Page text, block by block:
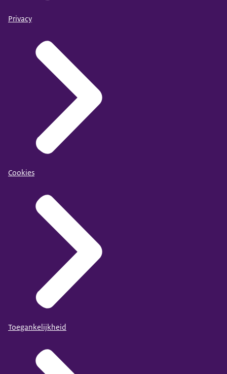
Privacy
Cookies
Toegankelijkheid